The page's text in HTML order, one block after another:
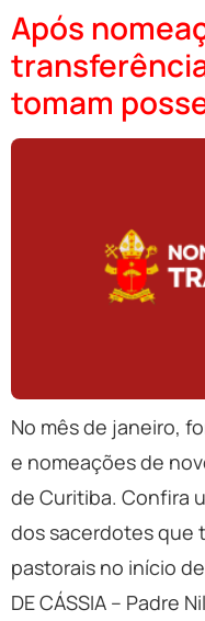
Após
tomam
No mês de janeiro,
e nomeações de
de Curitiba. Confira
dos sacerdotes que
pastorais no início de
DE CÁSSIA – Padre